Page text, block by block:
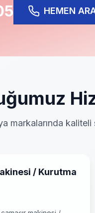
HEMEN
markalarında kaliteli
/ Kurutma